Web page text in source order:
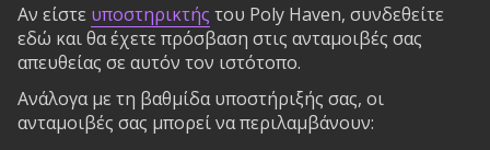
Αν είστε υποστηρικτής του Poly Haven, συνδεθείτε
εδώ και θα έχετε πρόσβαση στις ανταμοιβές σας
απευθείας σε αυτόν τον ιστότοπο.
Ανάλογα με τη βαθμίδα υποστήριξής σας, οι
ανταμοιβές σας μπορεί να περιλαμβάνουν: